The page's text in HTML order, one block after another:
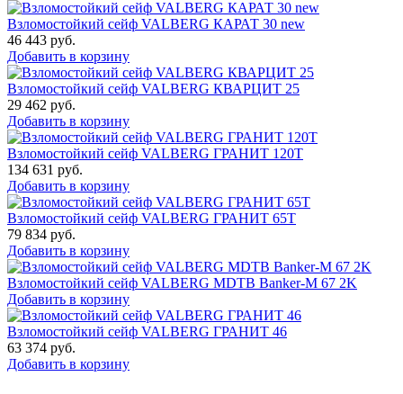
Взломостойкий сейф VALBERG КАРАТ 30 new
46 443 руб.
Добавить в корзину
Взломостойкий сейф VALBERG КВАРЦИТ 25
29 462 руб.
Добавить в корзину
Взломостойкий сейф VALBERG ГРАНИТ 120Т
134 631 руб.
Добавить в корзину
Взломостойкий сейф VALBERG ГРАНИТ 65Т
79 834 руб.
Добавить в корзину
Взломостойкий сейф VALBERG MDTB Banker-M 67 2K
Добавить в корзину
Взломостойкий сейф VALBERG ГРАНИТ 46
63 374 руб.
Добавить в корзину